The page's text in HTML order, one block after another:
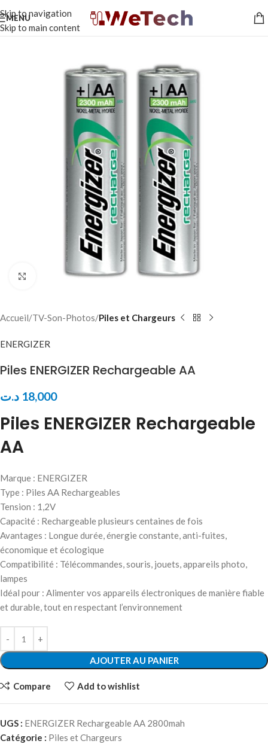
Skip to navigation
Skip to main content
MENU
Click to enlarge
Accueil TV-Son-Photos Piles et Chargeurs
ENERGIZER
Piles ENERGIZER Rechargeable AA
18,000 د.ت
Piles ENERGIZER Rechargeable
AA
Marque : ENERGIZER
Type : Piles AA Rechargeables
Tension : 1,2V
Capacité : Rechargeable plusieurs centaines de fois
Avantages : Longue durée, énergie constante, anti-fuites,
économique et écologique
Compatibilité : Télécommandes, souris, jouets, appareils photo,
lampes
Idéal pour : Alimenter vos appareils électroniques de manière fiable
et durable, tout en respectant l’environnement
AJOUTER AU PANIER
Compare Add to wishlist
UGS : ENERGIZER Rechargeable AA 2800mah
Catégorie : Piles et Chargeurs